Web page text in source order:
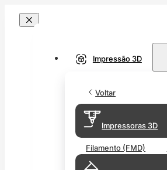
Impressão 3D
Voltar
Impressoras 3D
Filamento (FMD)